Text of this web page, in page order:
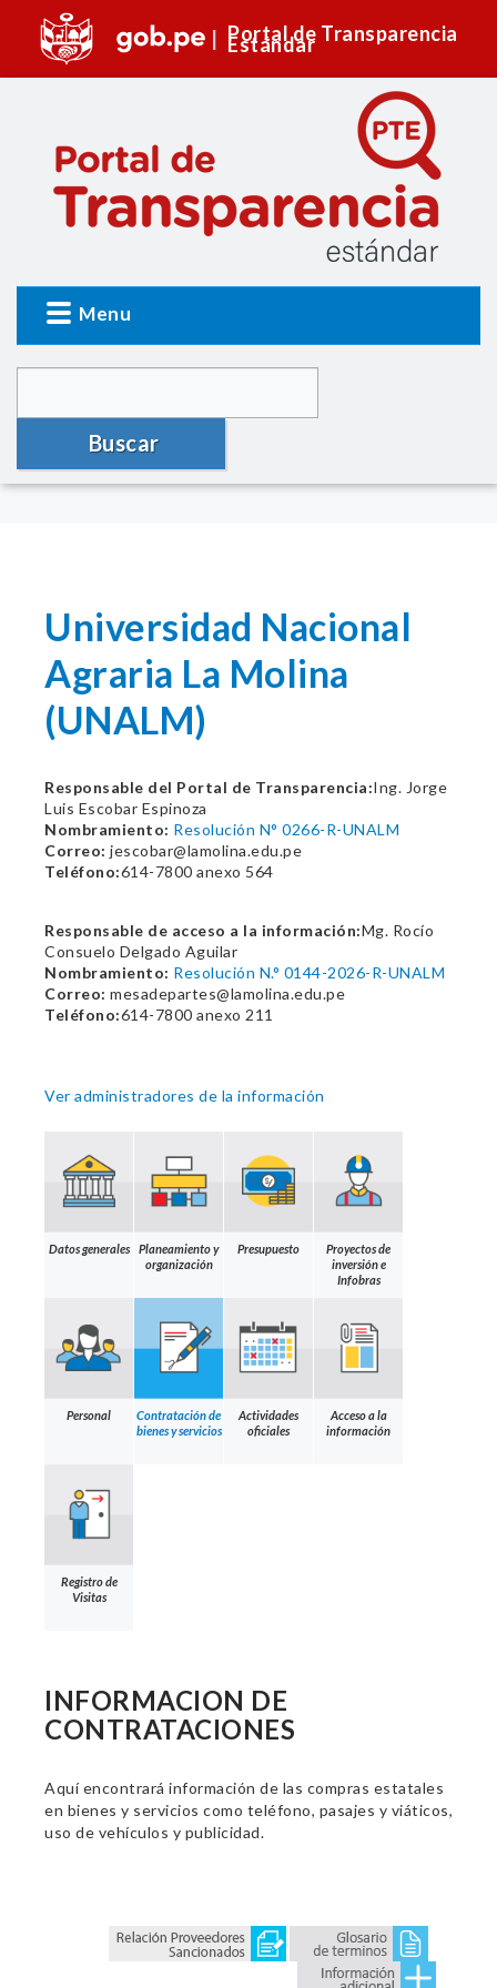
Portal de Transparencia
Estándar
Menu
Buscar
Universidad Nacional
Agraria La Molina
(UNALM)
Responsable del Portal de Transparencia:Ing. Jorge
Luis Escobar Espinoza
Nombramiento: Resolución N° 0266-R-UNALM
Correo: jescobar@lamolina.edu.pe
Teléfono:614-7800 anexo 564
Responsable de acceso a la información:Mg. Rocío
Consuelo Delgado Aguilar
Nombramiento: Resolución N.° 0144-2026-R-UNALM
Correo: mesadepartes@lamolina.edu.pe
Teléfono:614-7800 anexo 211
Ver administradores de la información
Datos generales
Planeamiento y
organización
Presupuesto
Proyectos de
inversión e
Infobras
Personal
Contratación de
bienes y servicios
Actividades
oficiales
Acceso a la
información
Registro de
Visitas
INFORMACION DE
CONTRATACIONES
Aquí encontrará información de las compras estatales
en bienes y servicios como teléfono, pasajes y viáticos,
uso de vehículos y publicidad.